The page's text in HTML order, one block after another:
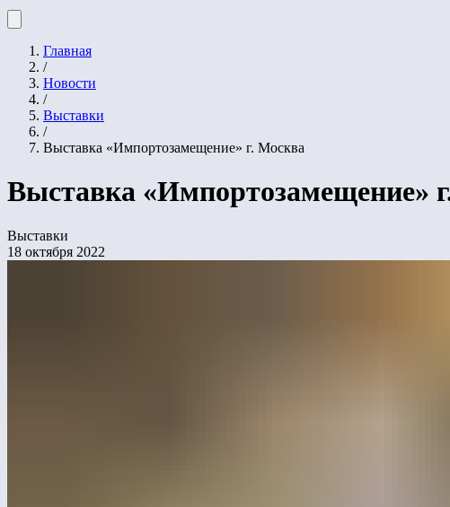
Главная
/
Новости
/
Выставки
/
Выставка «Импортозамещение» г. Москва
Выставка «Импортозамещение»
Выставки
18 октября 2022